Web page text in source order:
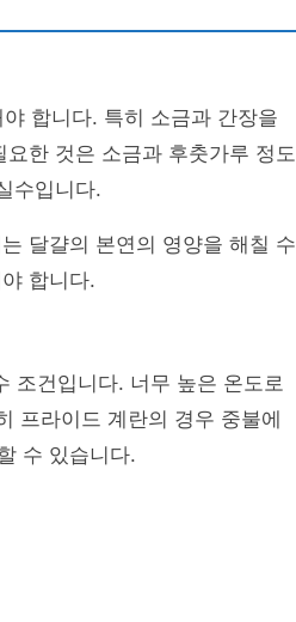
합니다. 특히 소금과 간장을
한 것은 소금과 후춧가루 정도
수입니다.
달걀의 본연의 영양을 해칠 수
합니다.
조건입니다. 너무 높은 온도로
프라이드 계란의 경우 중불에
수 있습니다.